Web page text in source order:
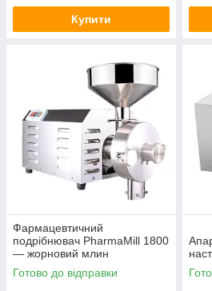
Купити
Фармацевтичний
подрібнювач PharmaMill 1800
— жорновий млин
Готово до відправки